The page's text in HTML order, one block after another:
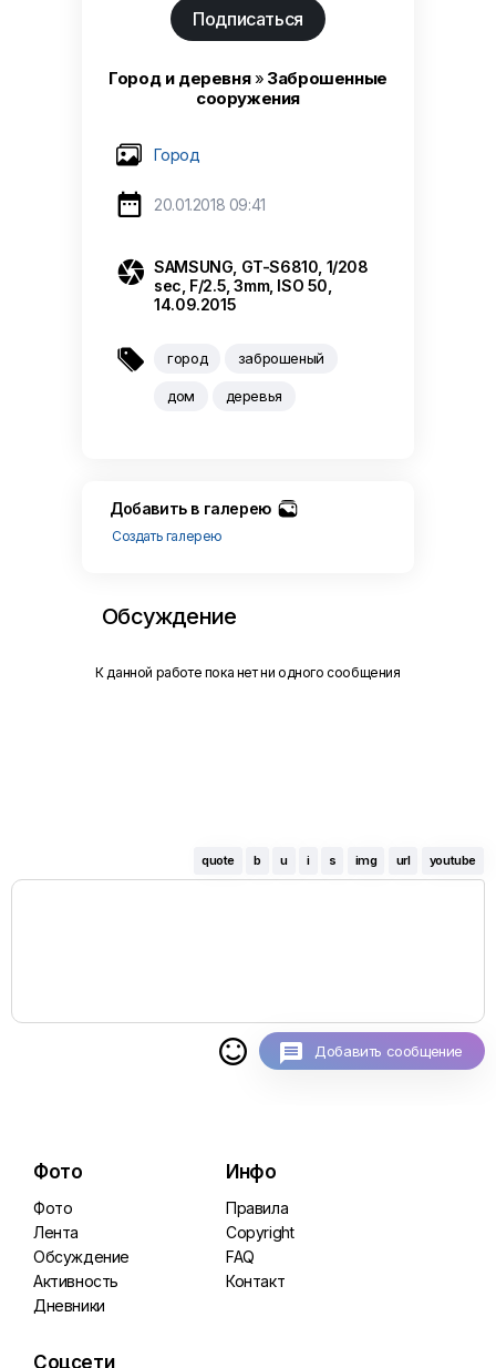
Подписаться
Город и деревня» Заброшенные
сооружения
Город
 20.01.2018 09:41
 SAMSUNG, GT-S6810, 1/208
sec, F/2.5, 3mm, ISO 50,
14.09.2015
 город заброшеный
дом деревья
Добавить в галерею
Создать галерею
Обсуждение
К данной работе пока нет ни одного сообщения
quote b u i s img url youtube
 Добавить сообщение
Фото
Фото
Лента
Обсуждение
Активность
Дневники
Инфо
Правила
Copyright
FAQ
Контакт
Соцсети